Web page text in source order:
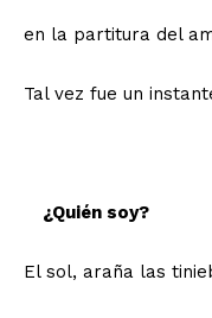
en la partitura del
Tal vez fue un
¿Quién soy?
El sol, araña las